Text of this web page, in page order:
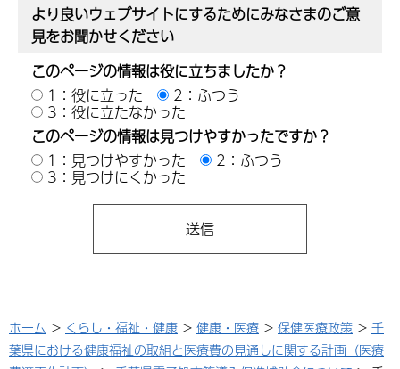
より良いウェブサイトにするためにみなさまのご意
見をお聞かせください
このページの情報は役に立ちましたか？
1：役に立った
2：ふつう
3：役に立たなかった
このページの情報は見つけやすかったですか？
1：見つけやすかった
2：ふつう
3：見つけにくかった
ホーム > くらし・福祉・健康 > 健康・医療 > 保健医療政策 > 千
葉県における健康福祉の取組と医療費の見通しに関する計画（医療